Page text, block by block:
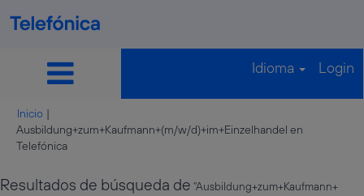
Idioma Login
Inicio |
Ausbildung+zum+Kaufmann+(m/w/d)+im+Einzelhandel en
Telefónica(página
Resultados de búsqueda de "Ausbildung+zum+Kaufmann+